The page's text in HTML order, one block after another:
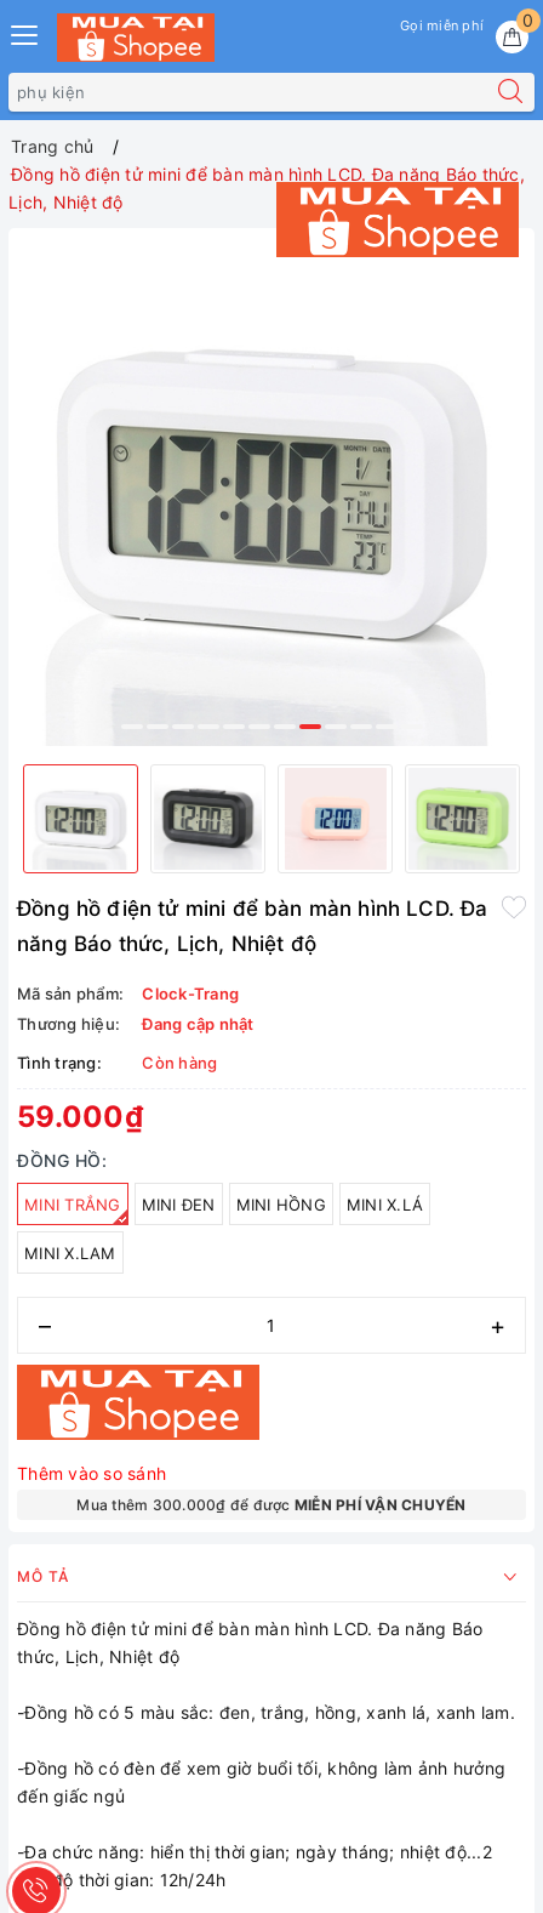
0
Gọi miễn phí
Trang chủ
Đồng hồ điện tử mini để bàn màn hình LCD. Đa năng Báo thức,
Lịch, Nhiệt độ
Đồng hồ điện tử mini để bàn màn hình LCD. Đa
năng Báo thức, Lịch, Nhiệt độ
Mã sản phẩm:
Clock-Trang
Thương hiệu:
Đang cập nhật
Tình trạng:
Còn hàng
59.000₫
ĐỒNG HỒ:
MINI TRẮNG MINI ĐEN MINI HỒNG MINI X.LÁ
MINI X.LAM
– +
Thêm vào so sánh
Mua thêm 300.000₫ để được MIỄN PHÍ VẬN CHUYỂN
MÔ TẢ
Đồng hồ điện tử mini để bàn màn hình LCD. Đa năng Báo
thức, Lịch, Nhiệt độ
-Đồng hồ có 5 màu sắc: đen, trắng, hồng, xanh lá, xanh lam.
-Đồng hồ có đèn để xem giờ buổi tối, không làm ảnh hưởng
đến giấc ngủ
-Đa chức năng: hiển thị thời gian; ngày tháng; nhiệt độ...2
chế độ thời gian: 12h/24h